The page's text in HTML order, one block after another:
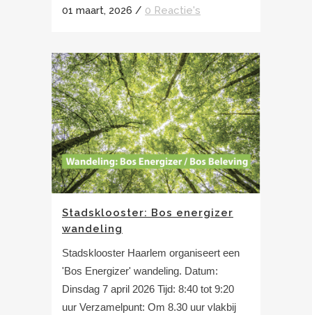
01 maart, 2026 / 0 Reactie's
Stadsklooster: Bos energizer
wandeling
Stadsklooster Haarlem organiseert een
'Bos Energizer' wandeling. Datum:
Dinsdag 7 april 2026 Tijd: 8:40 tot 9:20
uur Verzamelpunt: Om 8.30 uur vlakbij